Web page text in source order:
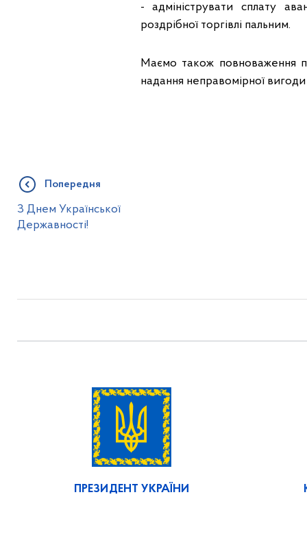
- адмініструвати сплату
роздрібної торгівлі пальним.
Маємо також повноваження
надання неправомірної
Попередня
З Днем Української
Державності!
ПРЕЗИДЕНТ УКРАЇНИ